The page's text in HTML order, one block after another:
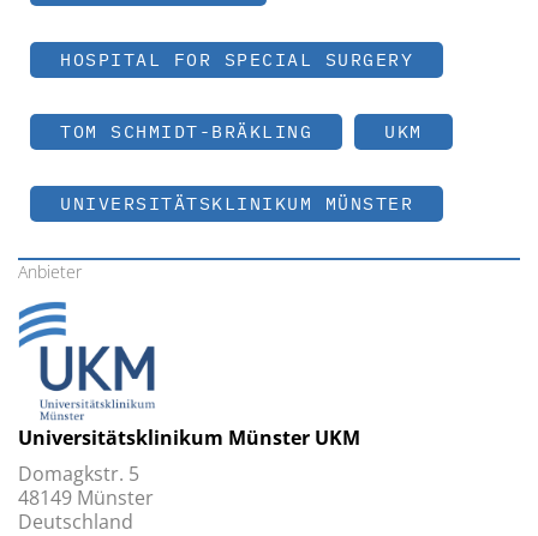
HOSPITAL FOR SPECIAL SURGERY
TOM SCHMIDT-BRÄKLING UKM
UNIVERSITÄTSKLINIKUM MÜNSTER
Anbieter
Universitätsklinikum Münster UKM
Domagkstr. 5
48149 Münster
Deutschland